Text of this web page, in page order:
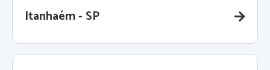
Itanhaém - SP